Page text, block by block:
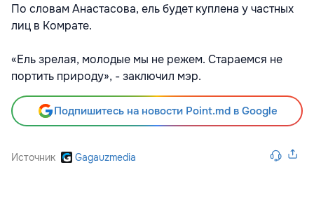
По словам Анастасова, ель будет куплена у частных
лиц в Комрате.
«Ель зрелая, молодые мы не режем. Cтараемся не
портить природу», - заключил мэр.
Подпишитесь на новости Point.md в Google
Источник Gagauzmedia